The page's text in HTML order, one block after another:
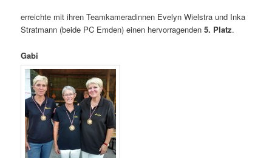
erreichte mit ihren Teamkameradinnen Evelyn Wielstra und Inka
Stratmann (beide PC Emden) einen hervorragenden5. Platz.
Gabi